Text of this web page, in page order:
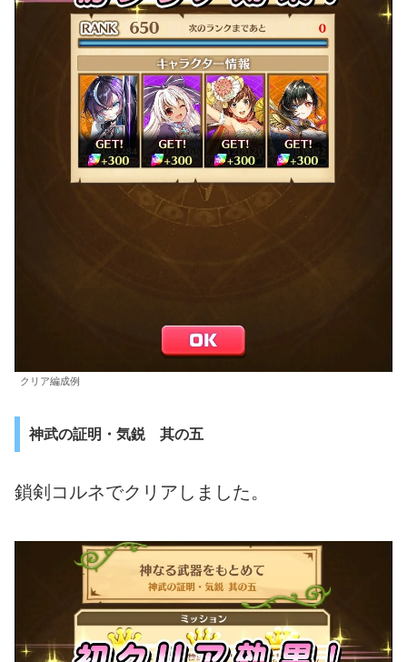
クリア編成例
神武の証明・気鋭 其の五
鎖剣コルネでクリアしました。